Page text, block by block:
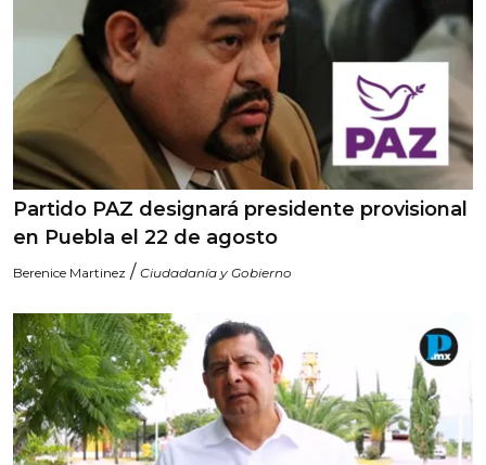
Partido PAZ designará presidente provisional
en Puebla el 22 de agosto
Berenice Martinez / Ciudadanía y Gobierno